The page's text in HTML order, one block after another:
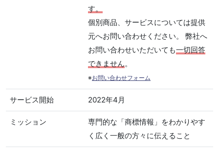
す。
個別商品、サービスについては提供
元へお問い合わせください。 弊社へ
お問い合わせいただいても一切回答
できません。
※お問い合わせフォーム
サービス開始 2022年4月
ミッション
専門的な「商標情報」をわかりやす
く広く一般の方々に伝えること